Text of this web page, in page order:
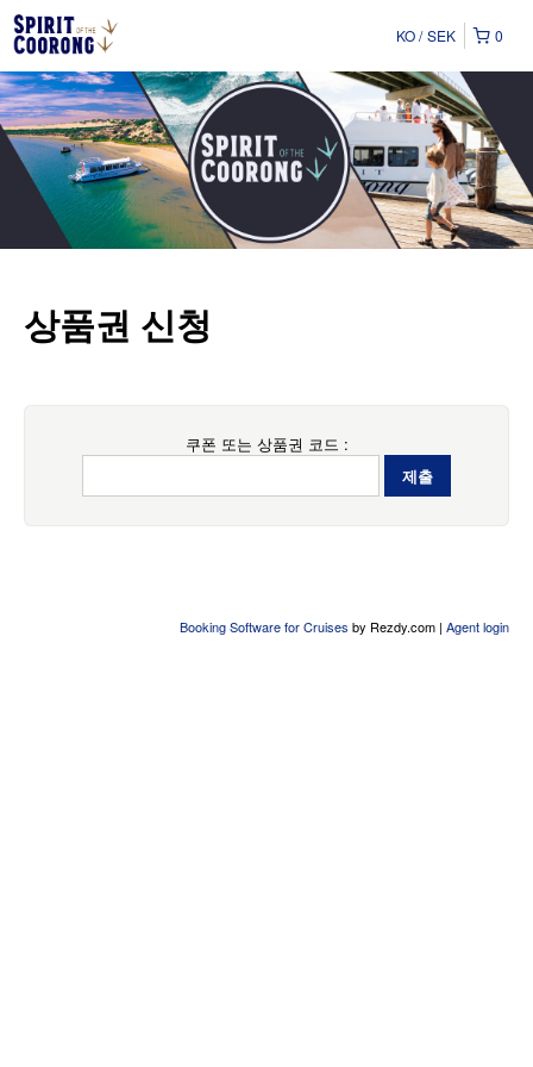
0
KO SEK
상품권 신청
쿠폰 또는 상품권 코드 :
Booking Software for Cruises by Rezdy.com | Agent login